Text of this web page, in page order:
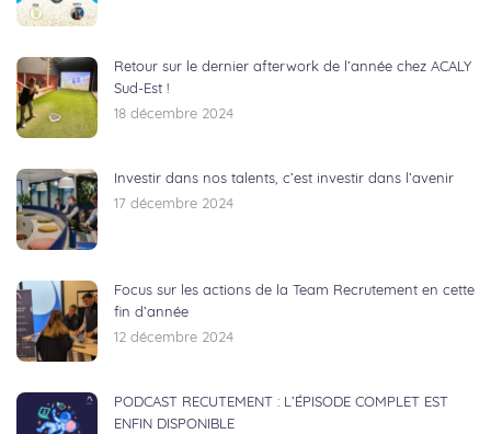
Retour sur le dernier afterwork de l’année chez ACALY
Sud-Est !
18 décembre 2024
Investir dans nos talents, c’est investir dans l’avenir
17 décembre 2024
Focus sur les actions de la Team Recrutement en cette
fin d’année
12 décembre 2024
PODCAST RECUTEMENT : L’ÉPISODE COMPLET EST
ENFIN DISPONIBLE